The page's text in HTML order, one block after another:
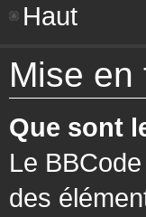
Haut
Mise en
Que sont
Le
des